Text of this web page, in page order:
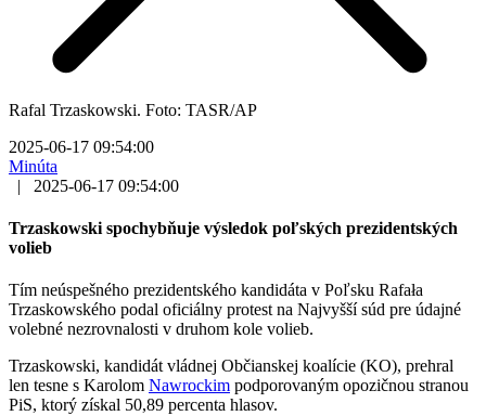
Rafal Trzaskowski. Foto: TASR/AP
2025-06-17 09:54:00
Minúta
|
2025-06-17 09:54:00
Trzaskowski spochybňuje výsledok poľských prezidentských
volieb
Tím neúspešného prezidentského kandidáta v Poľsku Rafała
Trzaskowského podal oficiálny protest na Najvyšší súd pre údajné
volebné nezrovnalosti v druhom kole volieb.
Trzaskowski, kandidát vládnej Občianskej koalície (KO), prehral
len tesne s Karolom Nawrockim podporovaným opozičnou stranou
PiS, ktorý získal 50,89 percenta hlasov.